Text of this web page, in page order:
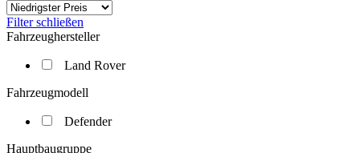
Filter schließen
Fahrzeughersteller
Land Rover
Fahrzeugmodell
Defender
Hauptbaugruppe